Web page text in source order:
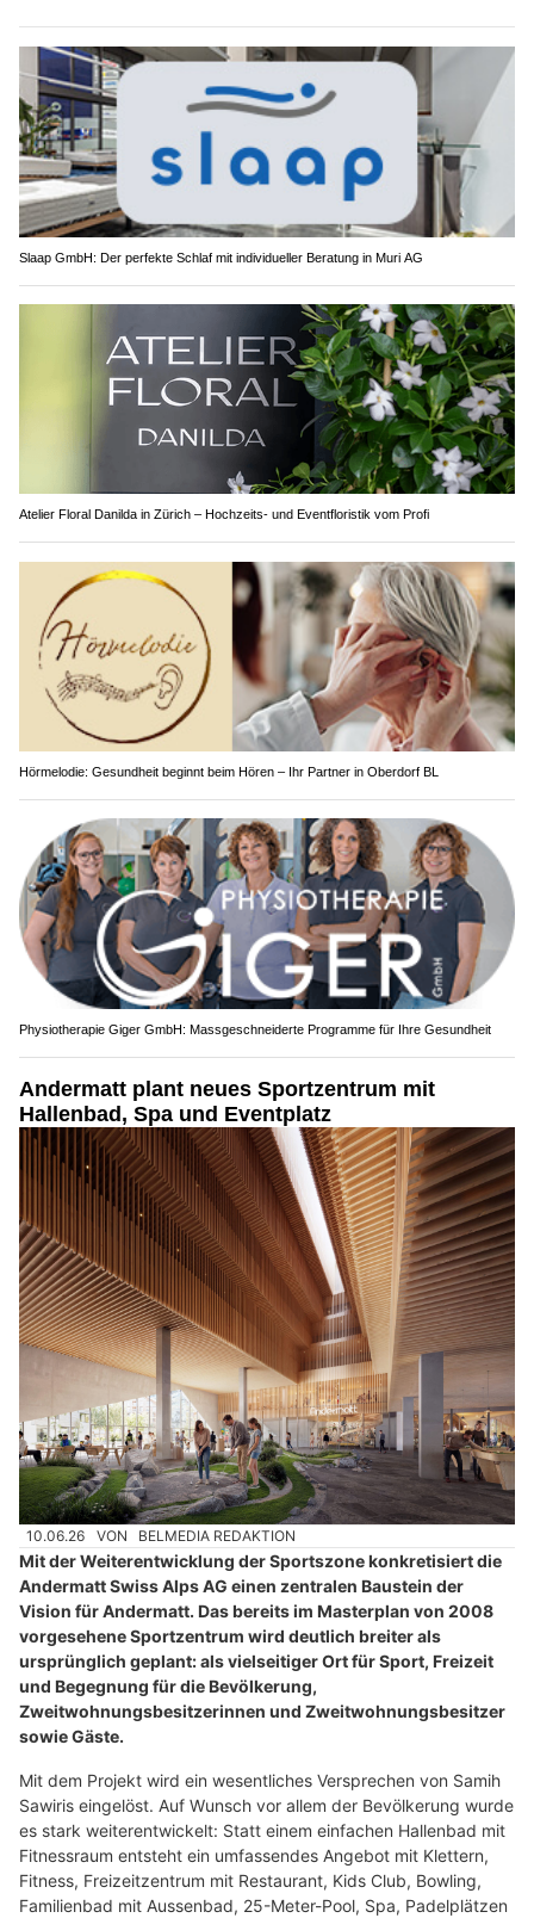
Slaap GmbH: Der perfekte Schlaf mit individueller Beratung in Muri AG
Atelier Floral Danilda in Zürich – Hochzeits- und Eventfloristik vom Profi
Hörmelodie: Gesundheit beginnt beim Hören – Ihr Partner in Oberdorf BL
Physiotherapie Giger GmbH: Massgeschneiderte Programme für Ihre Gesundheit
Andermatt plant neues Sportzentrum mit
Hallenbad, Spa und Eventplatz
10.06.26 VON BELMEDIA REDAKTION
Mit der Weiterentwicklung der Sportszone konkretisiert die
Andermatt Swiss Alps AG einen zentralen Baustein der
Vision für Andermatt. Das bereits im Masterplan von 2008
vorgesehene Sportzentrum wird deutlich breiter als
ursprünglich geplant: als vielseitiger Ort für Sport, Freizeit
und Begegnung für die Bevölkerung,
Zweitwohnungsbesitzerinnen und Zweitwohnungsbesitzer
sowie Gäste.
Mit dem Projekt wird ein wesentliches Versprechen von Samih
Sawiris eingelöst. Auf Wunsch vor allem der Bevölkerung wurde
es stark weiterentwickelt: Statt einem einfachen Hallenbad mit
Fitnessraum entsteht ein umfassendes Angebot mit Klettern,
Fitness, Freizeitzentrum mit Restaurant, Kids Club, Bowling,
Familienbad mit Aussenbad, 25-Meter-Pool, Spa, Padelplätzen